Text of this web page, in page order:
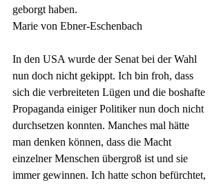
geborgt haben.
Marie von Ebner-Eschenbach
In den USA wurde der Senat bei der Wahl
nun doch nicht gekippt. Ich bin froh, dass
sich die verbreiteten Lügen und die boshafte
Propaganda einiger Politiker nun doch nicht
durchsetzen konnten. Manches mal hätte
man denken können, dass die Macht
einzelner Menschen übergroß ist und sie
immer gewinnen. Ich hatte schon befürchtet,